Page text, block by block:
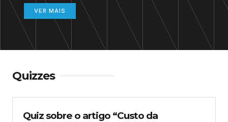
VER MAIS
Quizzes
Quiz sobre o artigo “Custo da